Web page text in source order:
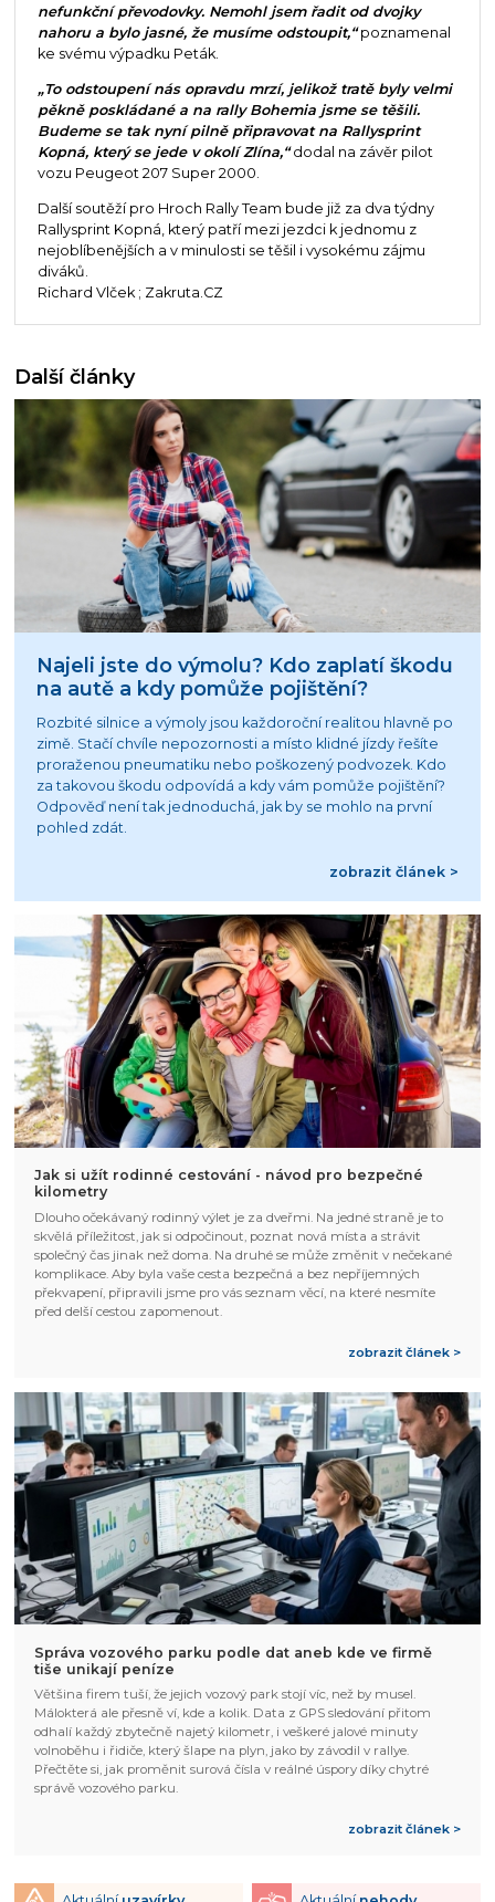
nefunkční převodovky. Nemohl jsem řadit od dvojky
nahoru a bylo jasné, že musíme odstoupit,“poznamenal
ke svému výpadku Peták.
„To odstoupení nás opravdu mrzí, jelikož tratě byly velmi
pěkně poskládané a na rally Bohemia jsme se těšili.
Budeme se tak nyní pilně připravovat na Rallysprint
Kopná, který se jede v okolí Zlína,“dodal na závěr pilot
vozu Peugeot 207 Super 2000.
Další soutěží pro Hroch Rally Team bude již za dva týdny
Rallysprint Kopná, který patří mezi jezdci k jednomu z
nejoblíbenějších a v minulosti se těšil i vysokému zájmu
diváků.
Richard Vlček ; Zakruta.CZ
Další články
Najeli jste do výmolu? Kdo zaplatí škodu
na autě a kdy pomůže pojištění?
Rozbité silnice a výmoly jsou každoroční realitou hlavně po
zimě. Stačí chvíle nepozornosti a místo klidné jízdy řešíte
proraženou pneumatiku nebo poškozený podvozek. Kdo
za takovou škodu odpovídá a kdy vám pomůže pojištění?
Odpověď není tak jednoduchá, jak by se mohlo na první
pohled zdát.
zobrazit článek >
Jak si užít rodinné cestování - návod pro bezpečné
kilometry
Dlouho očekávaný rodinný výlet je za dveřmi. Na jedné straně je to
skvělá příležitost, jak si odpočinout, poznat nová místa a strávit
společný čas jinak než doma. Na druhé se může změnit v nečekané
komplikace. Aby byla vaše cesta bezpečná a bez nepříjemných
překvapení, připravili jsme pro vás seznam věcí, na které nesmíte
před delší cestou zapomenout.
zobrazit článek >
Správa vozového parku podle dat aneb kde ve firmě
tiše unikají peníze
Většina firem tuší, že jejich vozový park stojí víc, než by musel.
Málokterá ale přesně ví, kde a kolik. Data z GPS sledování přitom
odhalí každý zbytečně najetý kilometr, i veškeré jalové minuty
volnoběhu i řidiče, který šlape na plyn, jako by závodil v rallye.
Přečtěte si, jak proměnit surová čísla v reálné úspory díky chytré
správě vozového parku.
zobrazit článek >